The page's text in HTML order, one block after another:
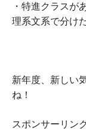
・特進クラスが
理系文系で分け
新年度、新しい
ね！
スポンサーリンク